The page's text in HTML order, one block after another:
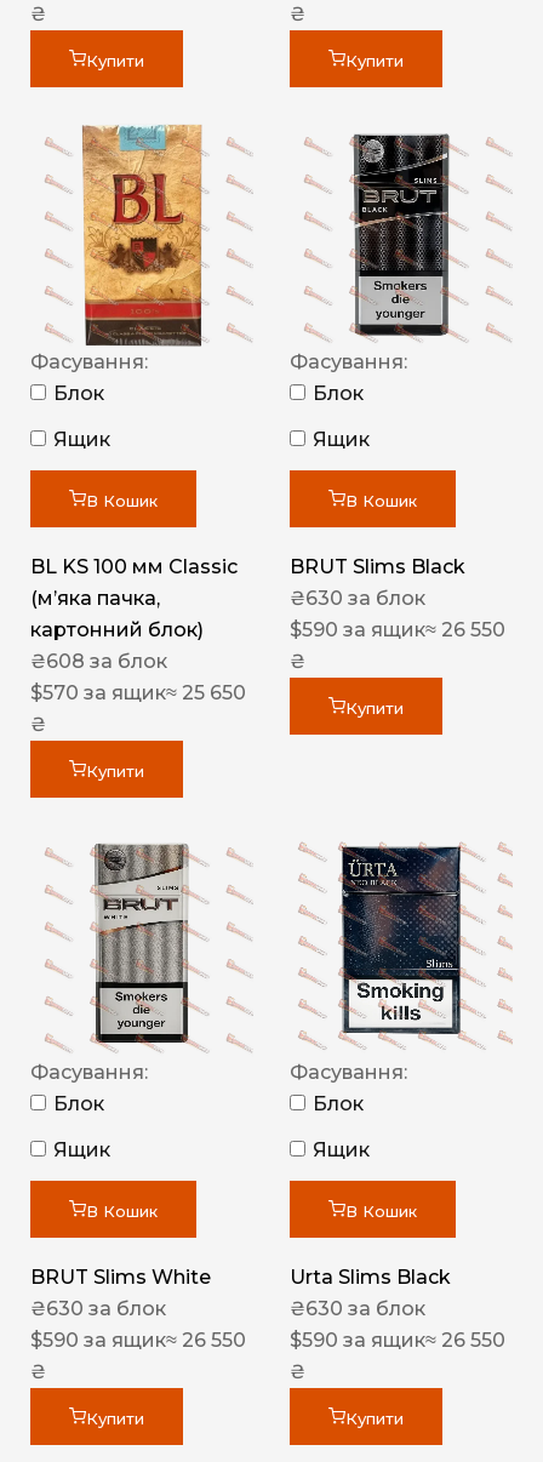
₴
Купити
₴
Купити
Фасування:
Блок
Ящик
В Кошик
BL KS 100 мм Classic
(м’яка пачка,
картонний блок)
₴608 за блок
$570 за ящик≈ 25 650
₴
Купити
Фасування:
Блок
Ящик
В Кошик
BRUT Slims Black
₴630 за блок
$590 за ящик≈ 26 550
₴
Купити
Фасування:
Блок
Ящик
В Кошик
BRUT Slims White
₴630 за блок
$590 за ящик≈ 26 550
₴
Купити
Фасування:
Блок
Ящик
В Кошик
Urta Slims Black
₴630 за блок
$590 за ящик≈ 26 550
₴
Купити